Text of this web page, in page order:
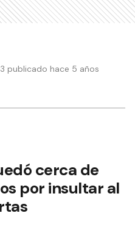
publicado hace 5 años
cerca de
por insultar al